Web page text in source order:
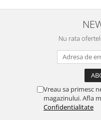
Nu rata
Vreau sa primesc
magazinului. Afla
Confidentialitate